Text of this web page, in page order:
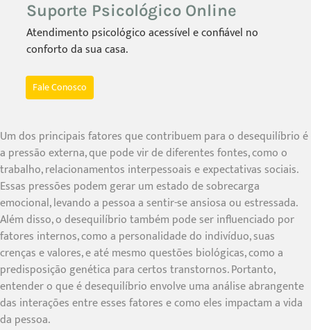
Suporte Psicológico Online
Atendimento psicológico acessível e confiável no
conforto da sua casa.
Fale Conosco
Um dos principais fatores que contribuem para o desequilíbrio é
a pressão externa, que pode vir de diferentes fontes, como o
trabalho, relacionamentos interpessoais e expectativas sociais.
Essas pressões podem gerar um estado de sobrecarga
emocional, levando a pessoa a sentir-se ansiosa ou estressada.
Além disso, o desequilíbrio também pode ser influenciado por
fatores internos, como a personalidade do indivíduo, suas
crenças e valores, e até mesmo questões biológicas, como a
predisposição genética para certos transtornos. Portanto,
entender o que é desequilíbrio envolve uma análise abrangente
das interações entre esses fatores e como eles impactam a vida
da pessoa.